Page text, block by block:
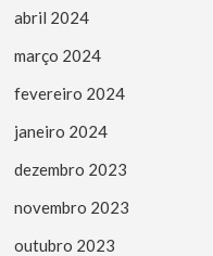
abril 2024
março 2024
fevereiro 2024
janeiro 2024
dezembro 2023
novembro 2023
outubro 2023